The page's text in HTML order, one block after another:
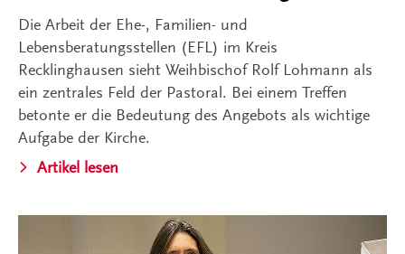
Die Arbeit der Ehe-, Familien- und
Lebensberatungsstellen (EFL) im Kreis
Recklinghausen sieht Weihbischof Rolf Lohmann als
ein zentrales Feld der Pastoral. Bei einem Treffen
betonte er die Bedeutung des Angebots als wichtige
Aufgabe der Kirche.
Artikel lesen